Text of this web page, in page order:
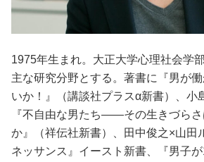
1975年生まれ。大正大学心理社会学
主な研究分野とする。著書に『男が
いか！』（講談社プラスα新書）、小
『不自由な男たち――その生きづら
か』（祥伝社新書）、田中俊之×山田
ネッサンス』イースト新書、『男子